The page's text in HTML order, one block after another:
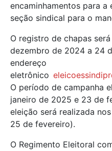
encaminhamentos para
seção sindical para o
O registro de chapas
dezembro de 2024 a 24
endereço
eletrônico
O período de campanha
janeiro de 2025 e 23 de
eleição será realizada
25 de fevereiro).
O Regimento Eleitoral